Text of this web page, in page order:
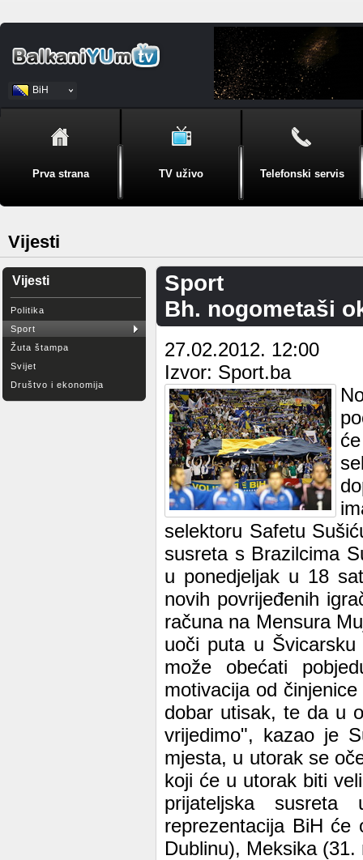
BiH
Srpski
Prva strana TV uživo Telefonski servis
Vijesti
Vijesti
Politika
Sport
Žuta štampa
Svijet
Društvo i ekonomija
Sport
Bh. nogometaši
27.02.2012. 12:00
Izvor: Sport.ba
selektoru Safetu
susreta s Brazilcima
u ponedjeljak u 18
novih povrijeđenih
računa na Mensura
uoči puta u
može obećati
motivacija od
dobar utisak, te da u
vrijedimo", kazao je
mjesta, u utorak se
koji će u utorak biti
prijateljska
reprezentacija BiH će
Dublinu), Meksika